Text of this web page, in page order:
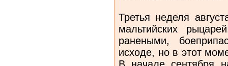
Третья неделя
мальтийских
ранеными,
исходе, но в этот